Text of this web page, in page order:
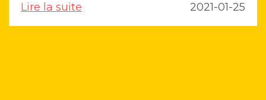
Lire la suite 2021-01-25